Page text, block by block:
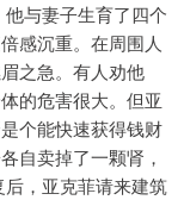
与妻子生育了四个
感沉重。在周围人
之急。有人劝他
的危害很大。但亚
个能快速获得钱财
自卖掉了一颗肾，
，亚克菲请来建筑